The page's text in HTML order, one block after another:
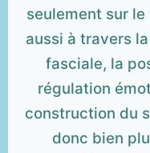
seulement sur
aussi à travers
fasciale, la
régulation
construction du
donc bien